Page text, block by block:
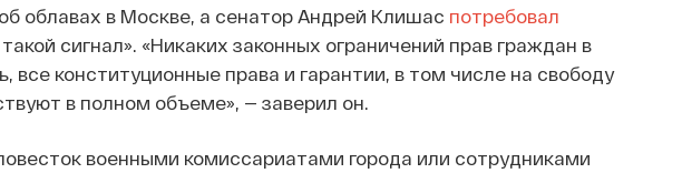
об облавах в Москве, а сенатор Андрей Клишас потребовал
сигнал». «Никаких законных ограничений прав граждан в
все конституционные права и гарантии, в том числе на свободу
в полном объеме», — заверил он.
военными комиссариатами города или сотрудниками